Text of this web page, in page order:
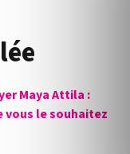
Maya Attila :
vous le souhaitez